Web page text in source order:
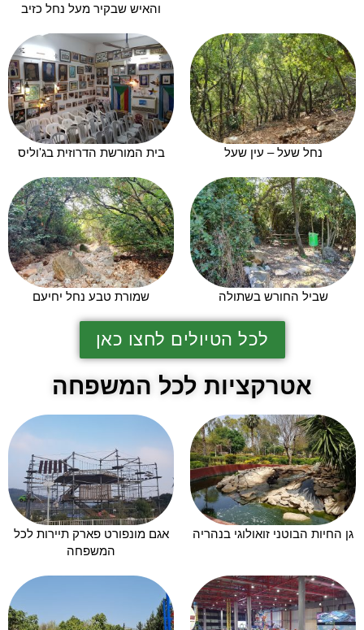
והאיש שבקיר מעל נחל כזיב
נחל שעל – עין שעל בית המורשת הדרוזית בג'וליס
שביל החורש בשתולה שמורת טבע נחל יחיעם
לכל הטיולים לחצו כאן
אטרקציות לכל המשפחה
גן החיות הבוטני זואולוגי בנהריה
אגם מונפורט פארק תיירות לכל
המשפחה